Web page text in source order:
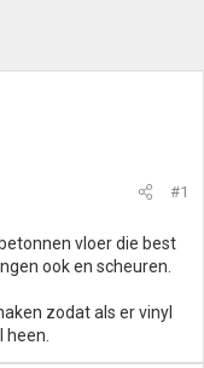
#1
vloer die best
ook en scheuren.
zodat als er vinyl